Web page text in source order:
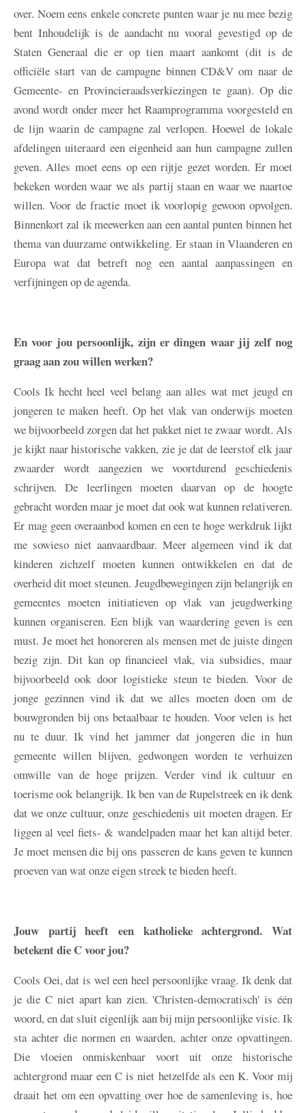
over. Noem eens enkele concrete punten waar je nu mee bezig
bent Inhoudelijk is de aandacht nu vooral gevestigd op de
Staten Generaal die er op tien maart aankomt (dit is de
officiële start van de campagne binnen CD&V om naar de
Gemeente- en Provincieraadsverkiezingen te gaan). Op die
avond wordt onder meer het Raamprogramma voorgesteld en
de lijn waarin de campagne zal verlopen. Hoewel de lokale
afdelingen uiteraard een eigenheid aan hun campagne zullen
geven. Alles moet eens op een rijtje gezet worden. Er moet
bekeken worden waar we als partij staan en waar we naartoe
willen. Voor de fractie moet ik voorlopig gewoon opvolgen.
Binnenkort zal ik meewerken aan een aantal punten binnen het
thema van duurzame ontwikkeling. Er staan in Vlaanderen en
Europa wat dat betreft nog een aantal aanpassingen en
verfijningen op de agenda.
En voor jou persoonlijk, zijn er dingen waar jij zelf nog
graag aan zou willen werken?
Cools Ik hecht heel veel belang aan alles wat met jeugd en
jongeren te maken heeft. Op het vlak van onderwijs moeten
we bijvoorbeeld zorgen dat het pakket niet te zwaar wordt. Als
je kijkt naar historische vakken, zie je dat de leerstof elk jaar
zwaarder wordt aangezien we voortdurend geschiedenis
schrijven. De leerlingen moeten daarvan op de hoogte
gebracht worden maar je moet dat ook wat kunnen relativeren.
Er mag geen overaanbod komen en een te hoge werkdruk lijkt
me sowieso niet aanvaardbaar. Meer algemeen vind ik dat
kinderen zichzelf moeten kunnen ontwikkelen en dat de
overheid dit moet steunen. Jeugdbewegingen zijn belangrijk en
gemeentes moeten initiatieven op vlak van jeugdwerking
kunnen organiseren. Een blijk van waardering geven is een
must. Je moet het honoreren als mensen met de juiste dingen
bezig zijn. Dit kan op financieel vlak, via subsidies, maar
bijvoorbeeld ook door logistieke steun te bieden. Voor de
jonge gezinnen vind ik dat we alles moeten doen om de
bouwgronden bij ons betaalbaar te houden. Voor velen is het
nu te duur. Ik vind het jammer dat jongeren die in hun
gemeente willen blijven, gedwongen worden te verhuizen
omwille van de hoge prijzen. Verder vind ik cultuur en
toerisme ook belangrijk. Ik ben van de Rupelstreek en ik denk
dat we onze cultuur, onze geschiedenis uit moeten dragen. Er
liggen al veel fiets- & wandelpaden maar het kan altijd beter.
Je moet mensen die bij ons passeren de kans geven te kunnen
proeven van wat onze eigen streek te bieden heeft.
Jouw partij heeft een katholieke achtergrond. Wat
betekent die C voor jou?
Cools Oei, dat is wel een heel persoonlijke vraag. Ik denk dat
je die C niet apart kan zien. 'Christen-democratisch' is één
woord, en dat sluit eigenlijk aan bij mijn persoonlijke visie. Ik
sta achter die normen en waarden, achter onze opvattingen.
Die vloeien onmiskenbaar voort uit onze historische
achtergrond maar een C is niet hetzelfde als een K. Voor mij
draait het om een opvatting over hoe de samenleving is, hoe